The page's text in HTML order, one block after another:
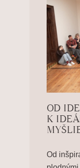
OD
K
Od